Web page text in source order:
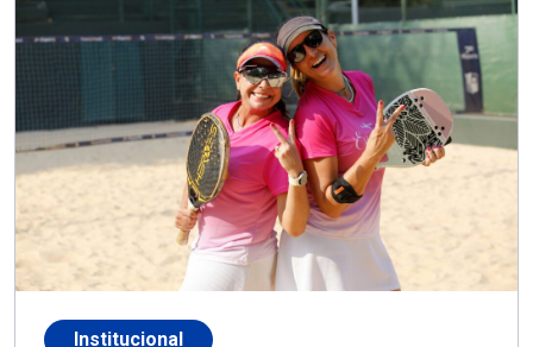
Institucional